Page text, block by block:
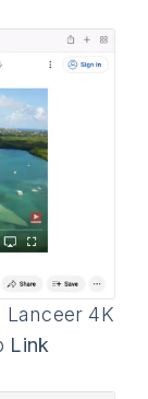
Lanceer 4K
Link